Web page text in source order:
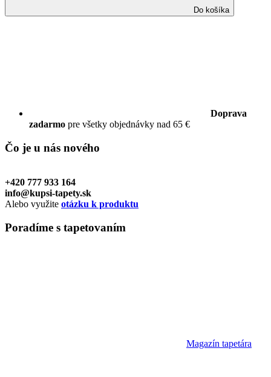
Do košíka
Doprava
zadarmo pre všetky objednávky nad 65 €
Čo je u nás nového
+420 777 933 164
info@kupsi-tapety.sk
Alebo využite otázku k produktu
Poradíme s tapetovaním
Magazín tapetára